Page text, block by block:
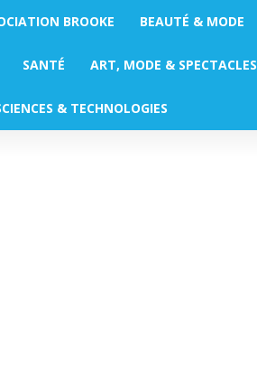
BROOKE BEAUTÉ & MODE
SANTÉ ART, MODE & SPECTACLES
& TECHNOLOGIES